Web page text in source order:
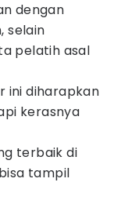
dengan
selain
pelatih asal
ini diharapkan
kerasnya
terbaik di
tampil